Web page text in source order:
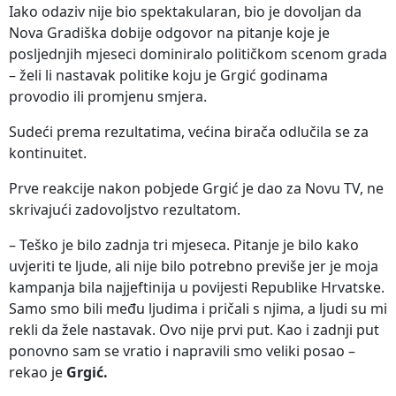
Iako odaziv nije bio spektakularan, bio je dovoljan da
Nova Gradiška dobije odgovor na pitanje koje je
posljednjih mjeseci dominiralo političkom scenom grada
– želi li nastavak politike koju je Grgić godinama
provodio ili promjenu smjera.
Sudeći prema rezultatima, većina birača odlučila se za
kontinuitet.
Prve reakcije nakon pobjede Grgić je dao za Novu TV, ne
skrivajući zadovoljstvo rezultatom.
– Teško je bilo zadnja tri mjeseca. Pitanje je bilo kako
uvjeriti te ljude, ali nije bilo potrebno previše jer je moja
kampanja bila najjeftinija u povijesti Republike Hrvatske.
Samo smo bili među ljudima i pričali s njima, a ljudi su mi
rekli da žele nastavak. Ovo nije prvi put. Kao i zadnji put
ponovno sam se vratio i napravili smo veliki posao –
rekao je Grgić.